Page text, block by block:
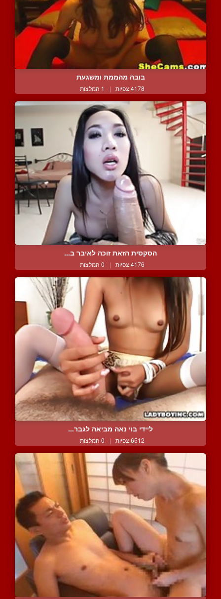
בובה מהממת ומשגעת
4178 צפיות | 1 המלצות
הסקסית הזאת זוכה לאיבר ב...
4176 צפיות | 0 המלצות
ליידי בוי נאה מביאה לגבר...
6512 צפיות | 0 המלצות